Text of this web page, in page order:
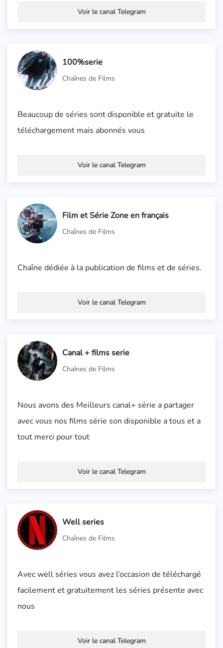
Voir le canal Telegram
100%serie
Chaînes de Films
Beaucoup de séries sont disponible et gratuite le
téléchargement mais abonnés vous
Voir le canal Telegram
Film et Série Zone en français
Chaînes de Films
Chaîne dédiée à la publication de films et de séries.
Voir le canal Telegram
Canal + films serie
Chaînes de Films
Nous avons des Meilleurs canal+ série a partager
avec vous nos films série son disponible a tous et a
tout merci pour tout
Voir le canal Telegram
Well series
Chaînes de Films
Avec well séries vous avez l’occasion de téléchargé
facilement et gratuitement les séries présente avec
nous
Voir le canal Telegram